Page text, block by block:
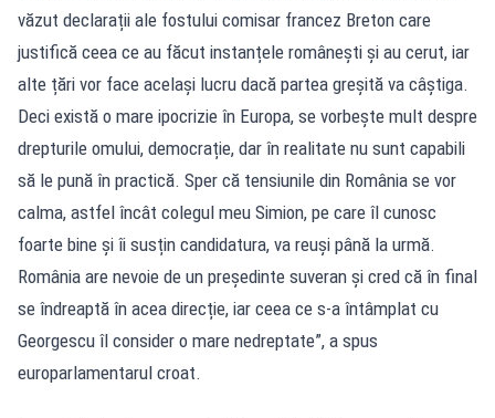
văzut declarații ale fostului comisar francez Breton care
justifică ceea ce au făcut instanțele românești și au cerut, iar
alte țări vor face același lucru dacă partea greșită va câștiga.
Deci există o mare ipocrizie în Europa, se vorbește mult despre
drepturile omului, democrație, dar în realitate nu sunt capabili
să le pună în practică. Sper că tensiunile din România se vor
calma, astfel încât colegul meu Simion, pe care îl cunosc
foarte bine și îi susțin candidatura, va reuși până la urmă.
România are nevoie de un președinte suveran și cred că în final
se îndreaptă în acea direcție, iar ceea ce s-a întâmplat cu
Georgescu îl consider o mare nedreptate”, a spus
europarlamentarul croat.